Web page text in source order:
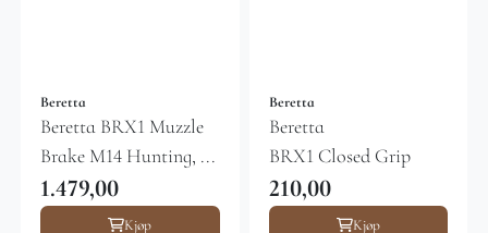
Beretta
Beretta BRX1 Muzzle
Brake M14 Hunting, ...
1.479,00
Kjøp
Beretta
Beretta
BRX1 Closed Grip
210,00
Kjøp